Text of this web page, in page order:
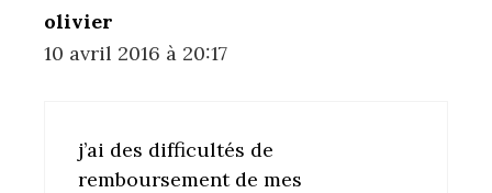
olivier
10 avril 2016 à 20:17
j’ai des difficultés de
remboursement de mes